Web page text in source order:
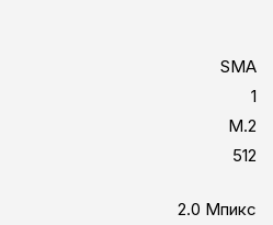
SMA
1
M.2
512
2.0 Мпикс